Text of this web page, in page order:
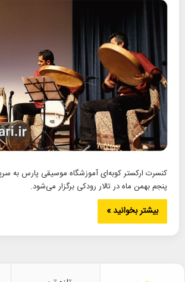
کنسرت ارکستر کوبه‌ای آموزشگاه موسیقی پارس به
پنجم بهمن ماه در تالار رودکی برگزار می‌شود.
بیشتر بخوانید »